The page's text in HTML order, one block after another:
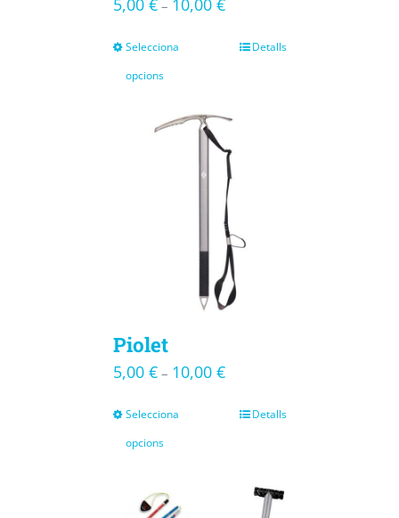
5,00 €– 10,00 €
Selecciona
opcions
Detalls
Piolet
5,00 €– 10,00 €
Selecciona
opcions
Detalls